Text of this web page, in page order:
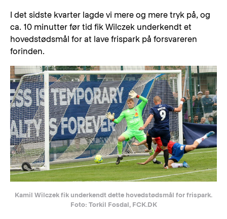
I det sidste kvarter lagde vi mere og mere tryk på, og
ca. 10 minutter før tid fik Wilczek underkendt et
hovedstødsmål for at lave frispark på forsvareren
forinden.
Kamil Wilczek fik underkendt dette hovedstødsmål for frispark.
Foto: Torkil Fosdal, FCK.DK